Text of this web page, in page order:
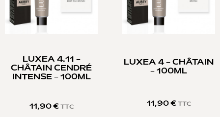
LUXEA 4.11 –
CHÂTAIN CENDRÉ
INTENSE – 100ML
11,90 € TTC
LUXEA 4 – CHÂTAIN
– 100ML
11,90 € TTC